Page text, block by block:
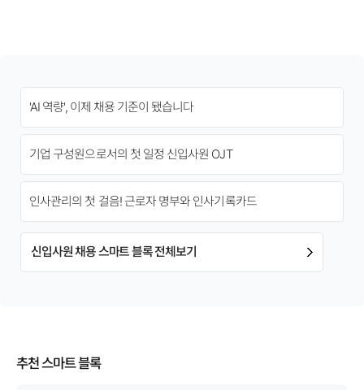
'AI 역량', 이제 채용 기준이 됐습니다
기업 구성원으로서의 첫 일정 신입사원 OJT
인사관리의 첫 걸음! 근로자 명부와 인사기록카드
신입사원 채용 스마트 블록 전체보기
추천 스마트 블록